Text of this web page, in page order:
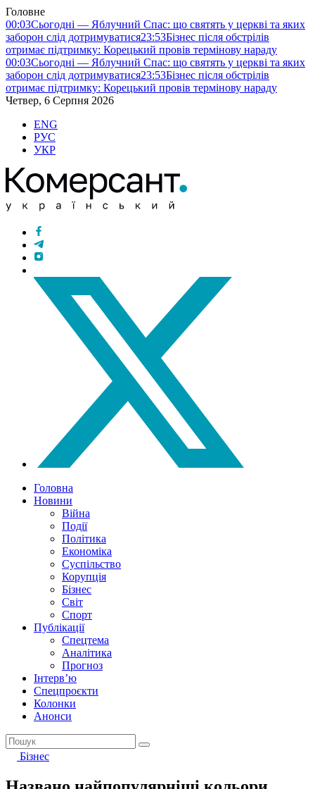
Головне
00:03Сьогодні — Яблучний Спас: що святять у церкві та яких
заборон слід дотримуватися23:53Бізнес після обстрілів
отримає підтримку: Корецький провів термінову нараду
00:03Сьогодні — Яблучний Спас: що святять у церкві та яких
заборон слід дотримуватися23:53Бізнес після обстрілів
отримає підтримку: Корецький провів термінову нараду
Четвер, 6 Серпня 2026
ENG
РУС
УКР
Головна
Новини
Війна
Події
Політика
Економіка
Суспільство
Корупція
Бізнес
Світ
Спорт
Публікації
Спецтема
Аналітика
Прогноз
Інтерв’ю
Спецпроєкти
Колонки
Анонси
Бізнес